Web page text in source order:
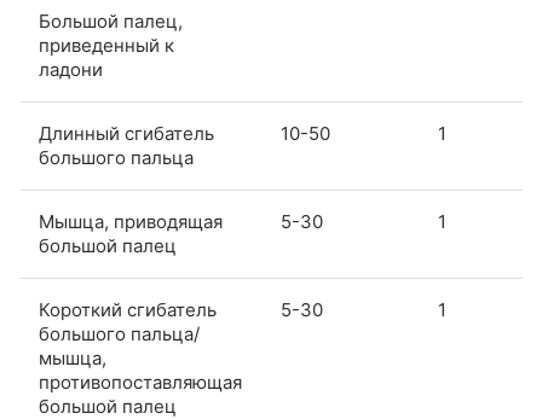
Большой палец,
приведенный к
ладони
Длинный сгибатель
большого пальца
10-50 1
Мышца, приводящая
большой палец
5-30 1
Короткий сгибатель
большого пальца/
мышца,
противопоставляющая
большой палец
5-30 1